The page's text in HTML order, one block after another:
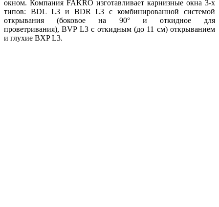
окном. Компания FAKRO изготавливает карнизные окна 3-х
типов: BDL L3 и BDR L3 с комбинированной системой
открывания (боковое на 90° и откидное для
проветривания), BVP L3 с откидным (до 11 см) открыванием
и глухие BXP L3.